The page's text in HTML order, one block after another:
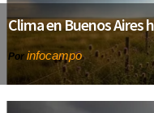
Clima en Buenos Aires
Por infocampo